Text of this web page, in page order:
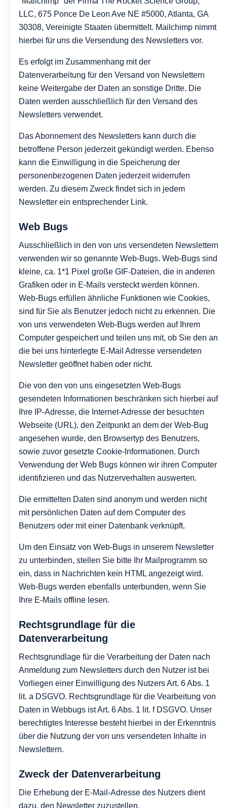
LLC, 675 Ponce De Leon Ave NE #5000, Atlanta, GA
30308, Vereinigte Staaten übermittelt. Mailchimp nimmt
hierbei für uns die Versendung des Newsletters vor.
Es erfolgt im Zusammenhang mit der
Datenverarbeitung für den Versand von Newslettern
keine Weitergabe der Daten an sonstige Dritte. Die
Daten werden ausschließlich für den Versand des
Newsletters verwendet.
Das Abonnement des Newsletters kann durch die
betroffene Person jederzeit gekündigt werden. Ebenso
kann die Einwilligung in die Speicherung der
personenbezogenen Daten jederzeit widerrufen
werden. Zu diesem Zweck findet sich in jedem
Newsletter ein entsprechender Link.
Web Bugs
Ausschließlich in den von uns versendeten Newslettern
verwenden wir so genannte Web-Bugs. Web-Bugs sind
kleine, ca. 1*1 Pixel große GIF-Dateien, die in anderen
Grafiken oder in E-Mails versteckt werden können.
Web-Bugs erfüllen ähnliche Funktionen wie Cookies,
sind für Sie als Benutzer jedoch nicht zu erkennen. Die
von uns verwendeten Web-Bugs werden auf Ihrem
Computer gespeichert und teilen uns mit, ob Sie den an
die bei uns hinterlegte E-Mail Adresse versendeten
Newsletter geöffnet haben oder nicht.
Die von den von uns eingesetzten Web-Bugs
gesendeten Informationen beschränken sich hierbei auf
Ihre IP-Adresse, die Internet-Adresse der besuchten
Webseite (URL), den Zeitpunkt an dem der Web-Bug
angesehen wurde, den Browsertyp des Benutzers,
sowie zuvor gesetzte Cookie-Informationen. Durch
Verwendung der Web Bugs können wir ihren Computer
identifizieren und das Nutzerverhalten auswerten.
Die ermittelten Daten sind anonym und werden nicht
mit persönlichen Daten auf dem Computer des
Benutzers oder mit einer Datenbank verknüpft.
Um den Einsatz von Web-Bugs in unserem Newsletter
zu unterbinden, stellen Sie bitte Ihr Mailprogramm so
ein, dass in Nachrichten kein HTML angezeigt wird.
Web-Bugs werden ebenfalls unterbunden, wenn Sie
Ihre E-Mails offline lesen.
Rechtsgrundlage für die
Datenverarbeitung
Rechtsgrundlage für die Verarbeitung der Daten nach
Anmeldung zum Newsletters durch den Nutzer ist bei
Vorliegen einer Einwilligung des Nutzers Art. 6 Abs. 1
lit. a DSGVO. Rechtsgrundlage für die Vearbeitung von
Daten in Webbugs ist Art. 6 Abs. 1 lit. f DSGVO. Unser
berechtigtes Interesse besteht hierbei in der Erkenntnis
über die Nutzung der von uns versendeten Inhalte in
Newslettern.
Zweck der Datenverarbeitung
Die Erhebung der E-Mail-Adresse des Nutzers dient
dazu, den Newsletter zuzustellen.